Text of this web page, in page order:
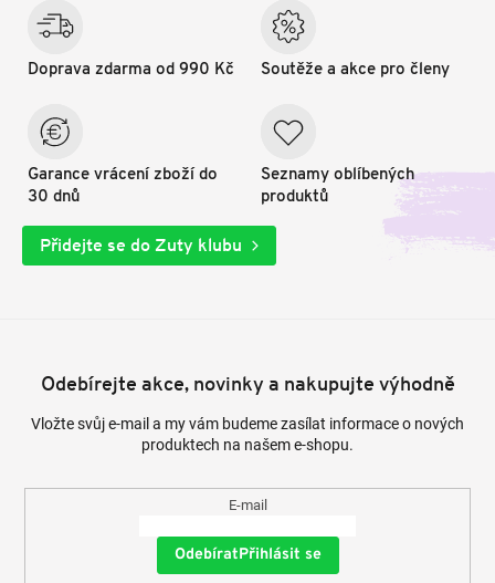
Doprava zdarma od 990 Kč
Garance vrácení zboží do
30 dnů
Soutěže a akce pro členy
Seznamy oblíbených
produktů
Přidejte se do Zuty klubu
Odebírejte akce, novinky a nakupujte výhodně
Vložte svůj e-mail a my vám budeme zasílat informace o nových
produktech na našem e-shopu.
E-mail
Přihlásit se